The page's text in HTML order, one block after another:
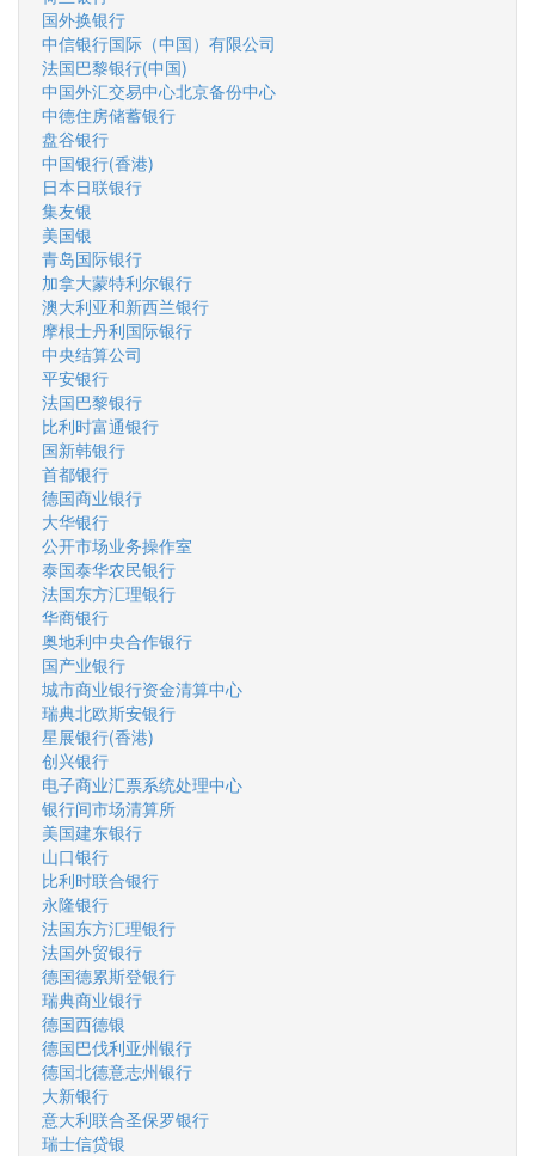
国外换银行
中信银行国际（中国）有限公司
法国巴黎银行(中国)
中国外汇交易中心北京备份中心
中德住房储蓄银行
盘谷银行
中国银行(香港)
日本日联银行
集友银
美国银
青岛国际银行
加拿大蒙特利尔银行
澳大利亚和新西兰银行
摩根士丹利国际银行
中央结算公司
平安银行
法国巴黎银行
比利时富通银行
国新韩银行
首都银行
德国商业银行
大华银行
公开市场业务操作室
泰国泰华农民银行
法国东方汇理银行
华商银行
奥地利中央合作银行
国产业银行
城市商业银行资金清算中心
瑞典北欧斯安银行
星展银行(香港)
创兴银行
电子商业汇票系统处理中心
银行间市场清算所
美国建东银行
山口银行
比利时联合银行
永隆银行
法国东方汇理银行
法国外贸银行
德国德累斯登银行
瑞典商业银行
德国西德银
德国巴伐利亚州银行
德国北德意志州银行
大新银行
意大利联合圣保罗银行
瑞士信贷银